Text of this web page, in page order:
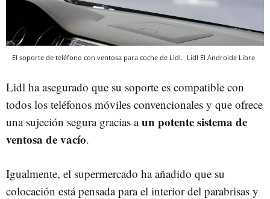
El soporte de teléfono con ventosa para coche de Lidl. Lidl El Androide Libre
Lidl ha asegurado que su soporte es compatible con
todos los teléfonos móviles convencionales y que ofrece
una sujeción segura gracias aun potente sistema de
ventosa de vacío.
Igualmente, el supermercado ha añadido que su
colocación está pensada para el interior del parabrisas y